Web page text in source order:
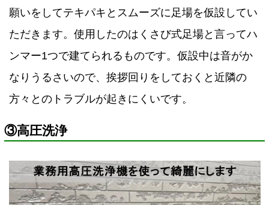
願いをしてテキパキとスムーズに足場を仮設してい
ただきます。使用したのはくさび式足場と言ってハ
ンマー1つで建てられるものです。仮設中は音がか
なりうるさいので、挨拶回りをしておくと近隣の
方々とのトラブルが起きにくいです。
③高圧洗浄